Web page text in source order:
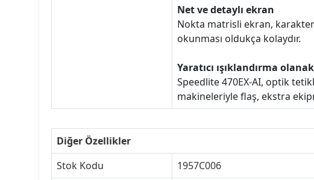
Net ve detaylı ekran
Nokta matrisli ekran,
okunması oldukça kolaydır.
Yaratıcı ışıklandırma
Speedlite 470EX-AI, optik
makineleriyle flaş, ekstra
Diğer Özellikler
Stok Kodu
1957C006